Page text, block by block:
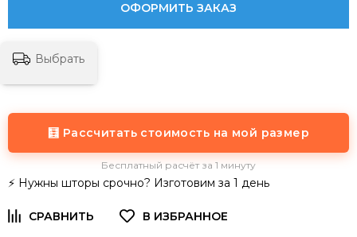
ОФОРМИТЬ ЗАКАЗ
Выбрать
🧮 Рассчитать стоимость на мой размер
Бесплатный расчёт за 1 минуту
⚡ Нужны шторы срочно? Изготовим за 1 день